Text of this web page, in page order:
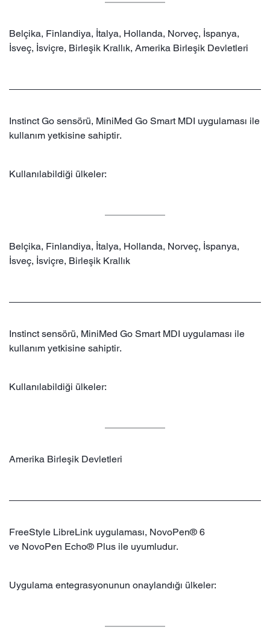
Belçika, Finlandiya, İtalya, Hollanda, Norveç, İspanya,
İsveç, İsviçre, Birleşik Krallık, Amerika Birleşik Devletleri
Instinct Go sensörü, MiniMed Go Smart MDI uygulaması ile
kullanım yetkisine sahiptir.
Kullanılabildiği ülkeler:
Belçika, Finlandiya, İtalya, Hollanda, Norveç, İspanya,
İsveç, İsviçre, Birleşik Krallık
Instinct sensörü, MiniMed Go Smart MDI uygulaması ile
kullanım yetkisine sahiptir.
Kullanılabildiği ülkeler:
Amerika Birleşik Devletleri
FreeStyle LibreLink uygulaması, NovoPen® 6
ve NovoPen Echo® Plus ile uyumludur.
Uygulama entegrasyonunun onaylandığı ülkeler: